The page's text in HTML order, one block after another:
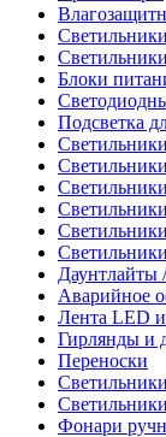
Блоки
Подсветка
Даунтлайты
Аварийное
Лента LED
Гирлянды и
Переноски
Фонари